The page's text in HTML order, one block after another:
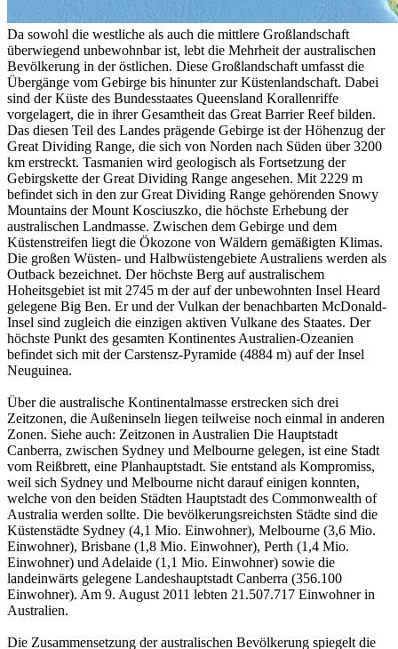
Da sowohl die westliche als auch die mittlere Großlandschaft
überwiegend unbewohnbar ist, lebt die Mehrheit der australischen
Bevölkerung in der östlichen. Diese Großlandschaft umfasst die
Übergänge vom Gebirge bis hinunter zur Küstenlandschaft. Dabei
sind der Küste des Bundesstaates Queensland Korallenriffe
vorgelagert, die in ihrer Gesamtheit das Great Barrier Reef bilden.
Das diesen Teil des Landes prägende Gebirge ist der Höhenzug der
Great Dividing Range, die sich von Norden nach Süden über 3200
km erstreckt. Tasmanien wird geologisch als Fortsetzung der
Gebirgskette der Great Dividing Range angesehen. Mit 2229 m
befindet sich in den zur Great Dividing Range gehörenden Snowy
Mountains der Mount Kosciuszko, die höchste Erhebung der
australischen Landmasse. Zwischen dem Gebirge und dem
Küstenstreifen liegt die Ökozone von Wäldern gemäßigten Klimas.
Die großen Wüsten- und Halbwüstengebiete Australiens werden als
Outback bezeichnet. Der höchste Berg auf australischem
Hoheitsgebiet ist mit 2745 m der auf der unbewohnten Insel Heard
gelegene Big Ben. Er und der Vulkan der benachbarten McDonald-
Insel sind zugleich die einzigen aktiven Vulkane des Staates. Der
höchste Punkt des gesamten Kontinentes Australien-Ozeanien
befindet sich mit der Carstensz-Pyramide (4884 m) auf der Insel
Neuguinea.
Über die australische Kontinentalmasse erstrecken sich drei
Zeitzonen, die Außeninseln liegen teilweise noch einmal in anderen
Zonen. Siehe auch: Zeitzonen in Australien Die Hauptstadt
Canberra, zwischen Sydney und Melbourne gelegen, ist eine Stadt
vom Reißbrett, eine Planhauptstadt. Sie entstand als Kompromiss,
weil sich Sydney und Melbourne nicht darauf einigen konnten,
welche von den beiden Städten Hauptstadt des Commonwealth of
Australia werden sollte. Die bevölkerungsreichsten Städte sind die
Küstenstädte Sydney (4,1 Mio. Einwohner), Melbourne (3,6 Mio.
Einwohner), Brisbane (1,8 Mio. Einwohner), Perth (1,4 Mio.
Einwohner) und Adelaide (1,1 Mio. Einwohner) sowie die
landeinwärts gelegene Landeshauptstadt Canberra (356.100
Einwohner). Am 9. August 2011 lebten 21.507.717 Einwohner in
Australien.
Die Zusammensetzung der australischen Bevölkerung spiegelt die